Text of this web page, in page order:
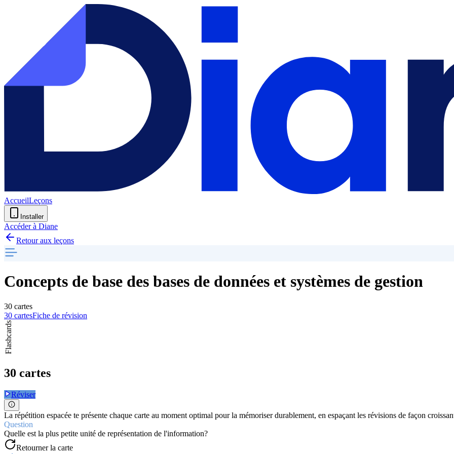
AccueilLeçons
Installer
Accéder à Diane
Retour aux leçons
Concepts de base des bases de données et systèmes de gestion
30 cartes
30 cartesFiche de révision
Flashcards
30 cartes
Réviser
La répétition espacée te présente chaque carte au moment optimal pour la mémoriser durablement, en espaçant les révisions de façon
Question
Quelle est la plus petite unité de représentation de l'information?
Retourner la carte